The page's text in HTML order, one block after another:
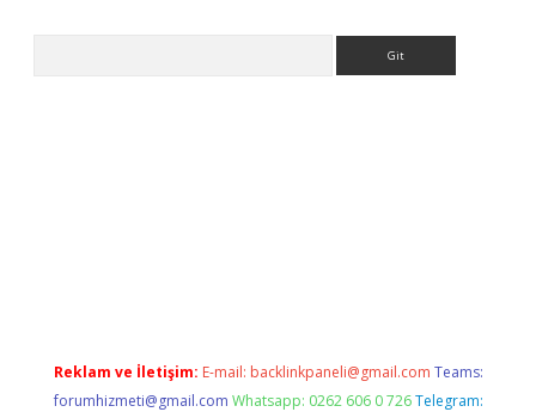
Reklam ve İletişim: E-mail: backlinkpaneli@gmail.com Teams:
forumhizmeti@gmail.com Whatsapp: 0262 606 0 726 Telegram: